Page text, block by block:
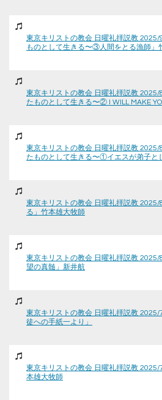
東京キリストの教会 日曜礼拝説教
ものとして生きる〜③人間をとる漁師」
東京キリストの教会 日曜礼拝説教
たものとして生きる〜② I WILL MAKE
東京キリストの教会 日曜礼拝説教
たものとして生きる〜①イエスが弟子と
東京キリストの教会 日曜礼拝説教
る」竹本雄大牧師
東京キリストの教会 日曜礼拝説教
望の真髄」新井航
東京キリストの教会 日曜礼拝説教
徒への手紙一より」
東京キリストの教会 日曜礼拝説教
本雄大牧師